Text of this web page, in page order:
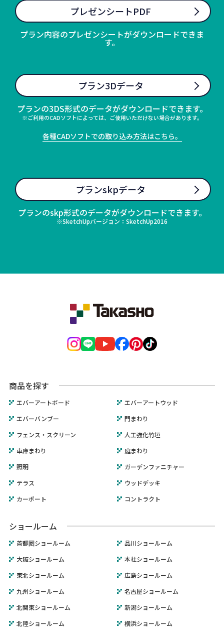
プレゼンシートPDF
プラン内容のプレゼンシートがダウンロードできま
す。
プラン3Dデータ
プランの3DS形式のデータがダウンロードできます。
※ご利用のCADソフトによっては、ご使用いただけない場合があります。
各種CADソフトでの取り込み方法はこちら。
プランskpデータ
プランのskp形式のデータがダウンロードできます。
※SketchUpバージョン：SketchUp2016
商品を探す
エバーアートボード
エバーアートウッド
エバーバンブー
門まわり
フェンス・スクリーン
人工強化竹垣
車庫まわり
庭まわり
照明
ガーデンファニチャー
テラス
ウッドデッキ
カーポート
コントラクト
ショールーム
首都圏ショールーム
品川ショールーム
大阪ショールーム
本社ショールーム
東北ショールーム
広島ショールーム
九州ショールーム
名古屋ショールーム
北関東ショールーム
新潟ショールーム
北陸ショールーム
横浜ショールーム